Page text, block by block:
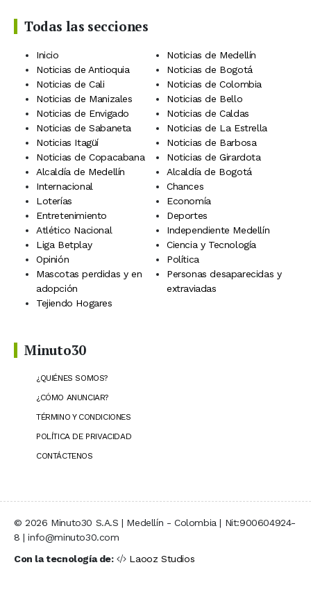
Todas las secciones
Inicio
Noticias de Medellín
Noticias de Antioquia
Noticias de Bogotá
Noticias de Cali
Noticias de Colombia
Noticias de Manizales
Noticias de Bello
Noticias de Envigado
Noticias de Caldas
Noticias de Sabaneta
Noticias de La Estrella
Noticias Itagüí
Noticias de Barbosa
Noticias de Copacabana
Noticias de Girardota
Alcaldía de Medellín
Alcaldía de Bogotá
Internacional
Chances
Loterías
Economía
Entretenimiento
Deportes
Atlético Nacional
Independiente Medellín
Liga Betplay
Ciencia y Tecnología
Opinión
Política
Mascotas perdidas y en
adopción
Personas desaparecidas y
extraviadas
Tejiendo Hogares
Minuto30
¿QUIÉNES SOMOS?
¿CÓMO ANUNCIAR?
TÉRMINO Y CONDICIONES
POLÍTICA DE PRIVACIDAD
CONTÁCTENOS
© 2026 Minuto30 S.A.S | Medellín - Colombia | Nit:900604924-
8 | info@minuto30.com
Con la tecnología de:
Laooz Studios